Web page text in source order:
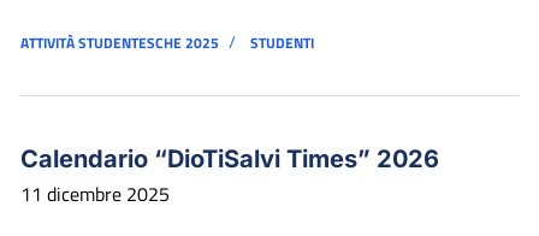
ATTIVITÀ STUDENTESCHE 2025 / STUDENTI
Calendario “DioTiSalvi Times” 2026
11 dicembre 2025